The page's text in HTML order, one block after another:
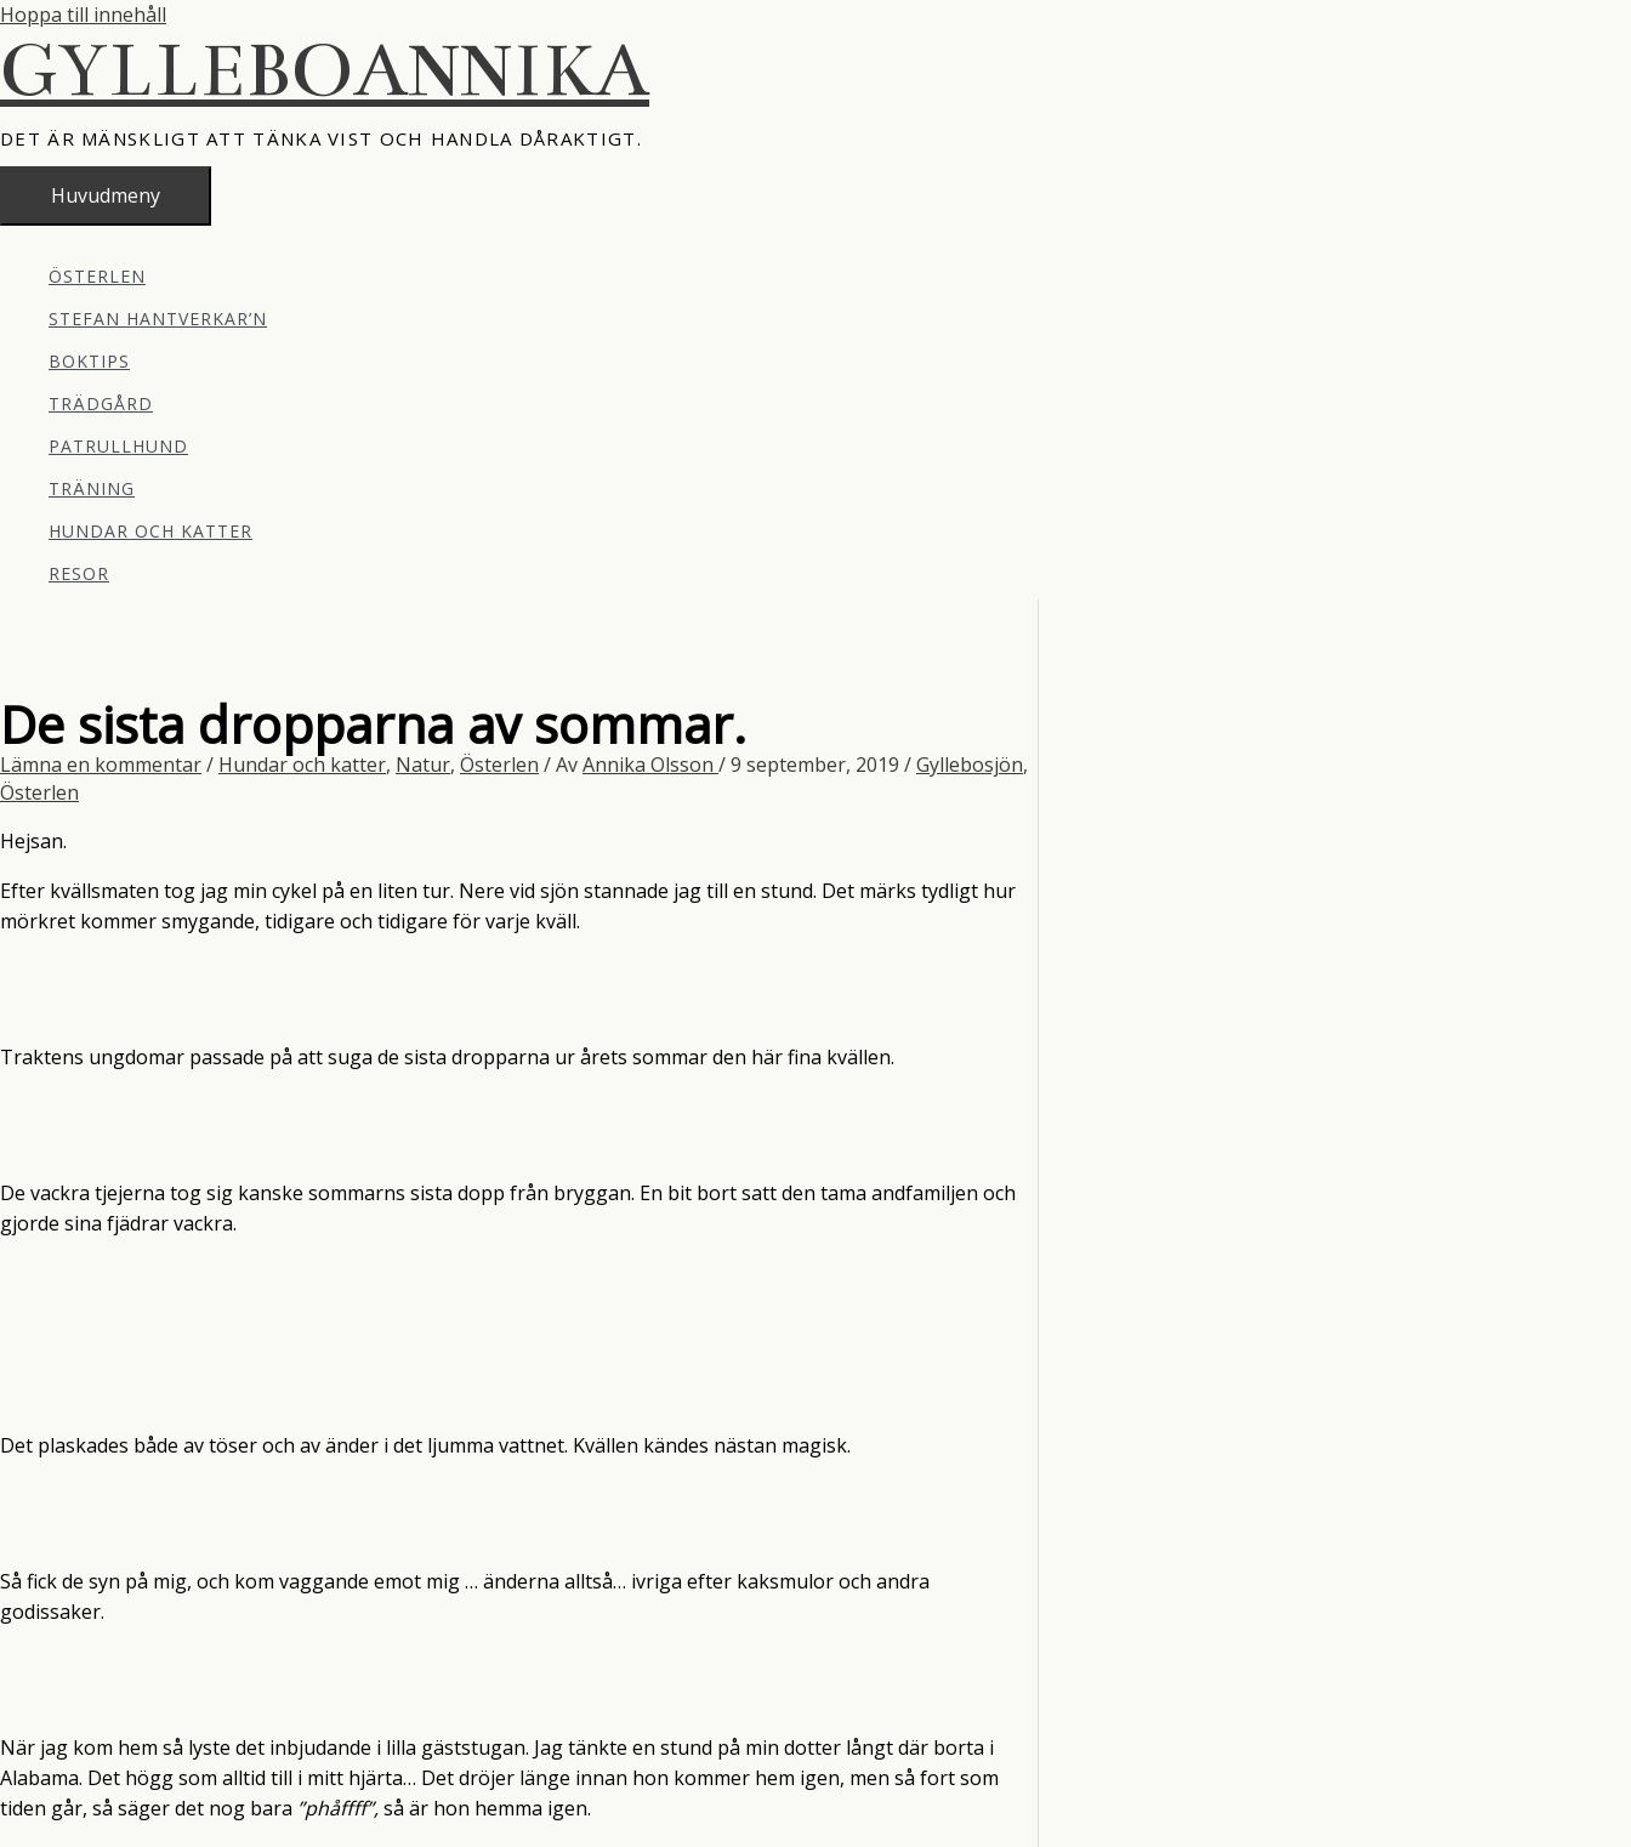
Hoppa till innehåll
GYLLEBOANNIKA
DET ÄR MÄNSKLIGT ATT TÄNKA VIST OCH HANDLA DÅRAKTIGT.
Huvudmeny
ÖSTERLEN
STEFAN HANTVERKAR’N
BOKTIPS
TRÄDGÅRD
PATRULLHUND
TRÄNING
HUNDAR OCH KATTER
RESOR
De sista dropparna av sommar.
Lämna en kommentar/ Hundar och katter, Natur, Österlen / AvAnnika Olsson /9 september, 2019 /Gyllebosjön,
Österlen
Hejsan.
Efter kvällsmaten tog jag min cykel på en liten tur. Nere vid sjön stannade jag till en stund. Det märks tydligt hur
mörkret kommer smygande, tidigare och tidigare för varje kväll.
Traktens ungdomar passade på att suga de sista dropparna ur årets sommar den här fina kvällen.
De vackra tjejerna tog sig kanske sommarns sista dopp från bryggan. En bit bort satt den tama andfamiljen och
gjorde sina fjädrar vackra.
Det plaskades både av töser och av änder i det ljumma vattnet. Kvällen kändes nästan magisk.
Så fick de syn på mig, och kom vaggande emot mig … änderna alltså… ivriga efter kaksmulor och andra
godissaker.
När jag kom hem så lyste det inbjudande i lilla gäststugan. Jag tänkte en stund på min dotter långt där borta i
Alabama. Det högg som alltid till i mitt hjärta… Det dröjer länge innan hon kommer hem igen, men så fort som
tiden går, så säger det nog bara ”phåffff”,så är hon hemma igen.